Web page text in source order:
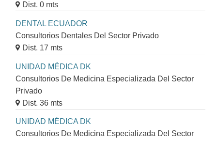
Dist. 0 mts
DENTAL ECUADOR
Consultorios Dentales Del Sector Privado
Dist. 17 mts
UNIDAD MÉDICA DK
Consultorios De Medicina Especializada Del Sector
Privado
Dist. 36 mts
UNIDAD MÉDICA DK
Consultorios De Medicina Especializada Del Sector